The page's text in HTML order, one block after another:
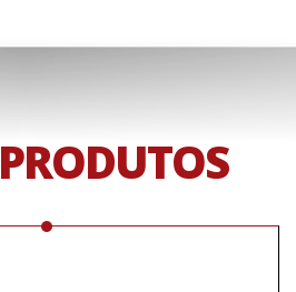
PRODUTOS